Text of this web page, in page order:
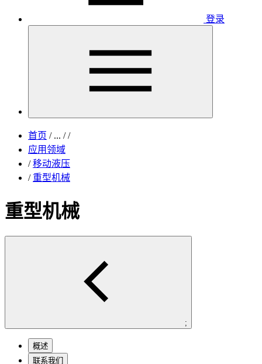
登录
首页 /... / /
应用领域
/ 移动液压
/ 重型机械
重型机械
;
概述
联系我们